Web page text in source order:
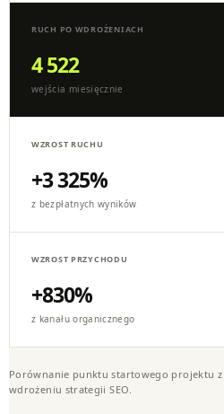
RUCH PO WDROŻENIACH
4 522
wejścia miesięcznie
WZROST RUCHU
+3 325%
z bezpłatnych wyników
WZROST PRZYCHODU
+830%
z kanału organicznego
Porównanie punktu startowego projektu
wdrożeniu strategii SEO.